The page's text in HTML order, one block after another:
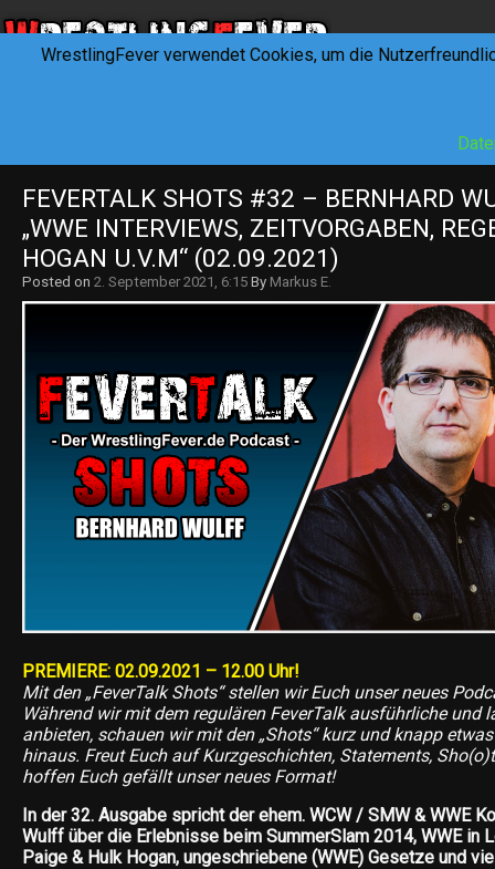
FEVERTALK SHOTS #32 – BERNHARD
„WWE INTERVIEWS, ZEITVORGABEN,
HOGAN U.V.M“ (02.09.2021)
Posted on 2. September 2021, 6:15 By Markus E.
PREMIERE: 02.09.2021 – 12.00 Uhr!
Mit den „FeverTalk Shots“ stellen wir Euch unser neues
Während wir mit dem regulären FeverTalk ausführliche und
anbieten, schauen wir mit den „Shots“ kurz und knapp
hinaus. Freut Euch auf Kurzgeschichten, Statements,
hoffen Euch gefällt unser neues Format!
In der 32. Ausgabe spricht der ehem. WCW / SMW & WWE
Wulff über die Erlebnisse beim SummerSlam 2014, WWE in
Paige & Hulk Hogan, ungeschriebene (WWE) Gesetze und
WrestlingFever verwendet Cookies, um die